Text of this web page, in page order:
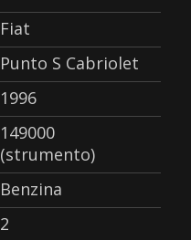
Fiat
Punto S Cabriolet
1996
149000
(strumento)
Benzina
2